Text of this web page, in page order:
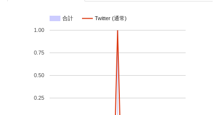
合計 Twitter (通常)
0.25
0.50
0.75
1.00